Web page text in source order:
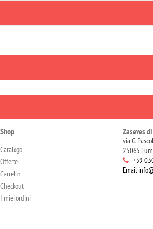
Shop
Catalogo
Offerte
Carrello
Checkout
I miei ordini
Zaseves
via G.
25065
+39